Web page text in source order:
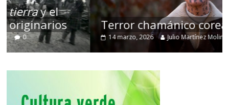
Terror chamánico coreano
14 marzo, 2026 Julio Martínez Molina 0